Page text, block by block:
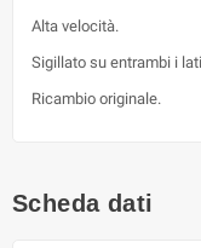
Alta velocità.
Sigillato su entrambi i
Ricambio originale.
Scheda dati